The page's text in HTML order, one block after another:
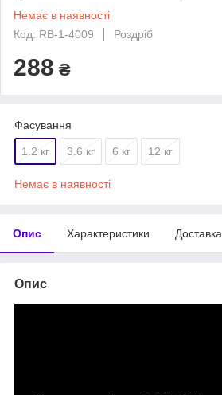
Немає в наявності
Код: RB-1-4009
Роздріб
288 ₴
Фасування
1.2 кг 3.6 кг 6 кг 12 кг
Немає в наявності
Опис Характеристики Доставка
Опис